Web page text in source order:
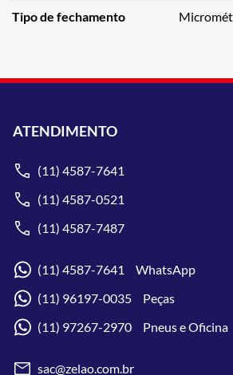
Tipo de fechamento
ATENDIMENTO
(11) 4587-7641
(11) 4587-0521
(11) 4587-7487
(11) 4587-7641 WhatsApp
(11) 96197-0035 Peças
(11) 97267-2970 Pneus e Oficina
sac@zelao.com.br